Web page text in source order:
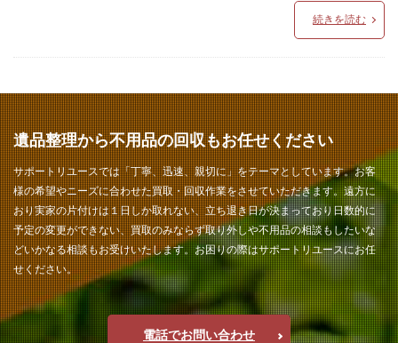
続きを読む
遺品整理から不用品の回収もお任せください
サポートリユースでは「丁寧、迅速、親切に」をテーマとしています。お客
様の希望やニーズに合わせた買取・回収作業をさせていただきます。遠方に
おり実家の片付けは１日しか取れない、立ち退き日が決まっており日数的に
予定の変更ができない、買取のみならず取り外しや不用品の相談もしたいな
どいかなる相談もお受けいたします。お困りの際はサポートリユースにお任
せください。
電話でお問い合わせ